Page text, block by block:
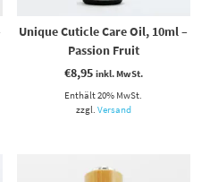
Unique Cuticle Care Oil, 10ml –
Passion Fruit
€8,95 inkl. MwSt.
Enthält 20% MwSt.
zzgl. Versand